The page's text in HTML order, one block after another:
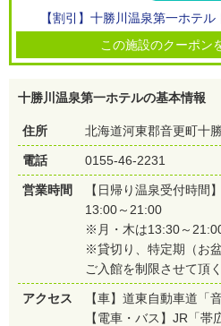
【割引】十勝川温泉第一ホテ
この施設のクーポ
十勝川温泉第一ホテルの基本情報
住所 北海道河東郡音更町十
電話 0155-46-2231
営業時間
【日帰り温泉受付時間】
13:00～21:00
※月・木は13:30～
※貸切り、特定期（お
ご入館を制限させて頂
アクセス
【車】道東自動車道「
【電車・バス】JR「帯